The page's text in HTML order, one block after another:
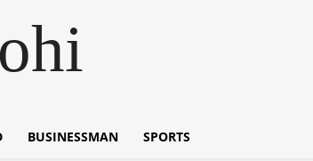
BUSINESSMAN SPORTS